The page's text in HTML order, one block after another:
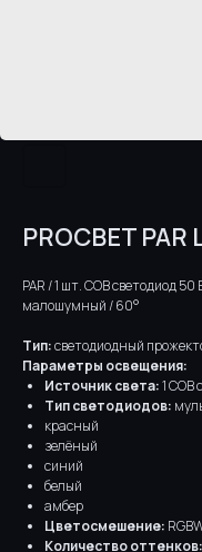
PROCBET PAR
PAR / 1 шт. COB светодиод
малошумный / 60°
Тип:светодиодный
Параметры освещения:
Источник света:1
Тип светодиодов:
красный
зелёный
синий
белый
амбер
Цветосмешение:
Количество оттенков: